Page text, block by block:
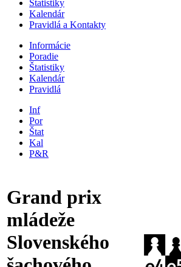
Štatistiky
Kalendár
Pravidlá a Kontakty
Informácie
Poradie
Štatistiky
Kalendár
Pravidlá
Inf
Por
Štat
Kal
P&R
Grand prix
mládeže
Slovenského